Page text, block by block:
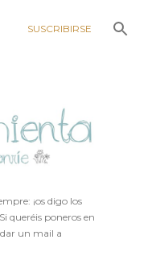
SUSCRIBIRSE
¡os digo los
queréis poneros en
un mail a